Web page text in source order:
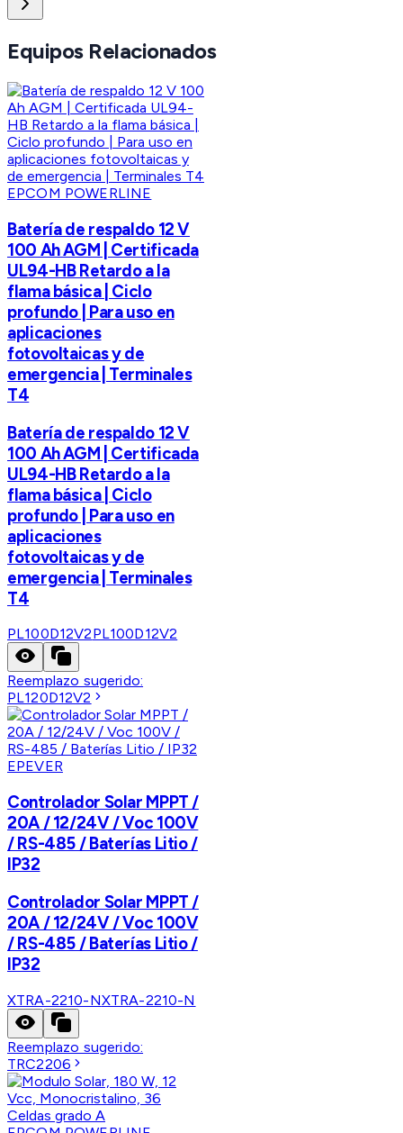
Equipos Relacionados
EPCOM POWERLINE
Batería de respaldo 12 V
100 Ah AGM | Certificada
UL94-HB Retardo a la
flama básica | Ciclo
profundo | Para uso en
aplicaciones
fotovoltaicas y de
emergencia | Terminales
T4
Batería de respaldo 12 V
100 Ah AGM | Certificada
UL94-HB Retardo a la
flama básica | Ciclo
profundo | Para uso en
aplicaciones
fotovoltaicas y de
emergencia | Terminales
T4
PL100D12V2PL100D12V2
Reemplazo sugerido:
PL120D12V2
EPEVER
Controlador Solar MPPT /
20A / 12/24V / Voc 100V
/ RS-485 / Baterías Litio /
IP32
Controlador Solar MPPT /
20A / 12/24V / Voc 100V
/ RS-485 / Baterías Litio /
IP32
XTRA-2210-NXTRA-2210-N
Reemplazo sugerido:
TRC2206